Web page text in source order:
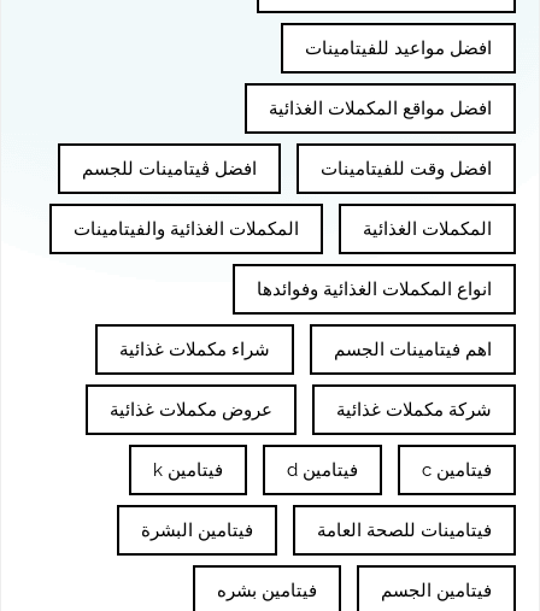
افضل مواعيد للفيتامينات
افضل مواقع المكملات الغذائية
افضل وقت للفيتامينات افضل ڤيتامينات للجسم
المكملات الغذائية المكملات الغذائية والفيتامينات
انواع المكملات الغذائية وفوائدها
اهم فيتامينات الجسم شراء مكملات غذائية
شركة مكملات غذائية عروض مكملات غذائية
فيتامين c فيتامين d فيتامين k
فيتامينات للصحة العامة فيتامين البشرة
فيتامين الجسم فيتامين بشره